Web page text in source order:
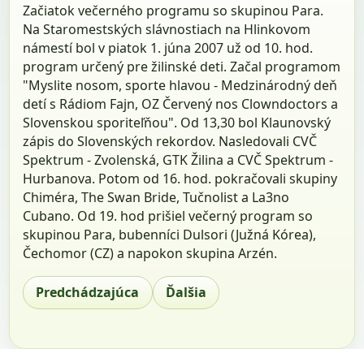
Začiatok večerného programu so skupinou Para.
Na Staromestských slávnostiach na Hlinkovom
námestí bol v piatok 1. júna 2007 už od 10. hod.
program určený pre žilinské deti. Začal programom
"Myslite nosom, sporte hlavou - Medzinárodný deň
detí s Rádiom Fajn, OZ Červený nos Clowndoctors a
Slovenskou sporiteľňou". Od 13,30 bol Klaunovský
zápis do Slovenských rekordov. Nasledovali CVČ
Spektrum - Zvolenská, GTK Žilina a CVČ Spektrum -
Hurbanova. Potom od 16. hod. pokračovali skupiny
Chiméra, The Swan Bride, Tučnolist a La3no
Cubano. Od 19. hod prišiel večerný program so
skupinou Para, bubenníci Dulsori (Južná Kórea),
Čechomor (CZ) a napokon skupina Arzén.
Predchádzajúca Ďalšia